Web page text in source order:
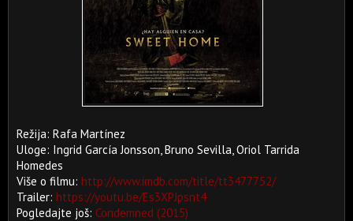
Režija: Rafa Martínez
Uloge: Ingrid García Jonsson, Bruno Sevilla, Oriol Tarrida
Homedes
Više o filmu: http://www.imdb.com/title/tt3477752/
Trailer: https://youtu.be/Es3XPJpsnt4
Pogledajte još: Condemned (2015)